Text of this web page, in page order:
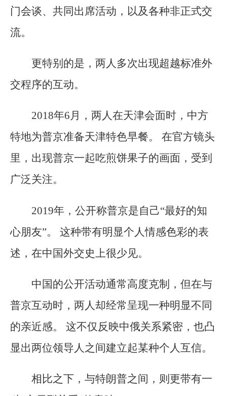
门会谈、共同出席活动，以及各种非正式交
流。
更特别的是，两人多次出现超越标准外
交程序的互动。
2018年6月，两人在天津会面时，中方
特地为普京准备天津特色早餐。 在官方镜头
里，出现普京一起吃煎饼果子的画面，受到
广泛关注。
2019年，公开称普京是自己“最好的知
心朋友”。 这种带有明显个人情感色彩的表
述，在中国外交史上很少见。
中国的公开活动通常高度克制，但在与
普京互动时，两人却经常呈现一种明显不同
的亲近感。 这不仅反映中俄关系紧密，也凸
显出两位领导人之间建立起某种个人互信。
相比之下，与特朗普之间，则更带有一